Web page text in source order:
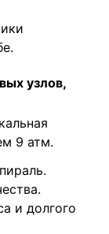
узлов,
9 атм.
и долгого